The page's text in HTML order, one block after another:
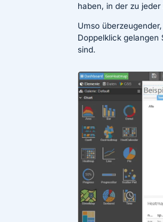
haben, in der zu
Umso
Doppelklick gelangen
sind.